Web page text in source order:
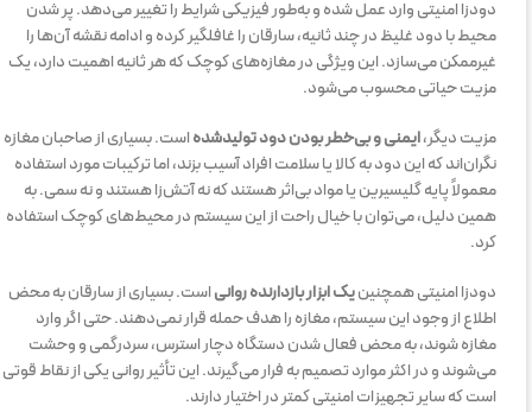
دودزا امنیتی وارد عمل شده و به‌طور فیزیکی شرایط را تغییر می‌دهد. پر شدن
محیط با دود غلیظ در چند ثانیه، سارقان را غافلگیر کرده و ادامه نقشه آن‌ها را
غیرممکن می‌سازد. این ویژگی در مغازه‌های کوچک که هر ثانیه اهمیت دارد، یک
مزیت حیاتی محسوب می‌شود.
مزیت دیگر،ایمنی و بی‌خطر بودن دود تولیدشدهاست. بسیاری از صاحبان مغازه
نگران‌اند که این دود به کالا یا سلامت افراد آسیب بزند، اما ترکیبات مورد استفاده
معمولاً پایه گلیسیرین یا مواد بی‌اثر هستند که نه آتش‌زا هستند و نه سمی. به
همین دلیل، می‌توان با خیال راحت از این سیستم در محیط‌های کوچک استفاده
کرد.
دودزا امنیتی همچنینیک ابزار بازدارنده روانیاست. بسیاری از سارقان به محض
اطلاع از وجود این سیستم، مغازه را هدف حمله قرار نمی‌دهند. حتی اگر وارد
مغازه شوند، به محض فعال شدن دستگاه دچار استرس، سردرگمی و وحشت
می‌شوند و در اکثر موارد تصمیم به فرار می‌گیرند. این تأثیر روانی یکی از نقاط قوتی
است که سایر تجهیزات امنیتی کمتر در اختیار دارند.